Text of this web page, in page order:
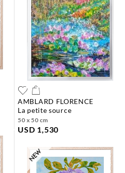
AMBLARD FLORENCE
la petite source
50 x 50 cm
USD 1,530